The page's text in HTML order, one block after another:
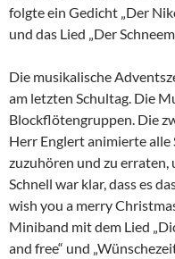
folgte ein Gedicht „Der
und das Lied „Der
Die musikalische
am letzten Schultag. Die
Blockflötengruppen. Die
Herr Englert animierte alle
zuzuhören und zu erraten,
Schnell war klar, dass es
wish you a merry
Miniband mit dem Lied
and free“ und